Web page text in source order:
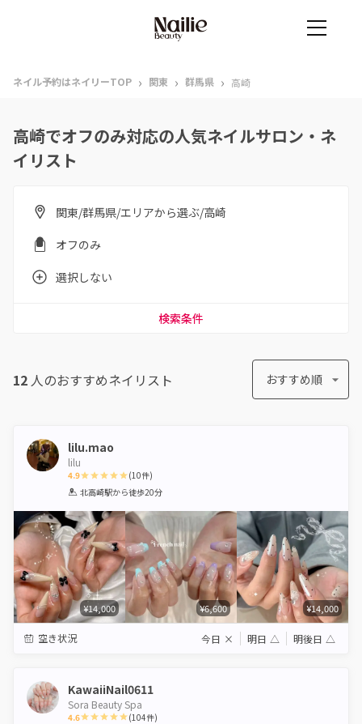
ネイル予約はネイリーTOP › 関東 › 群馬県 › 高崎
高崎でオフのみ対応の人気ネイルサロン・ネ
イリスト
関東/群馬県/エリアから選ぶ/高崎
オフのみ
選択しない
検索条件
12 人のおすすめネイリスト おすすめ順
lilu.mao
lilu
4.9
1 2 3 4 5
(10件)
北高崎駅から徒歩20分
¥14,000 ¥6,600 ¥14,000
空き状況 今日 × 明日 △ 明後日 △
KawaiiNail0611
Sora Beauty Spa
4.6 (104件)